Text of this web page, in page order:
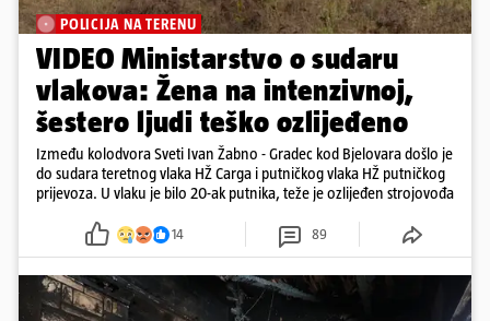
POLICIJA NA TERENU
VIDEO Ministarstvo o sudaru
vlakova: Žena na intenzivnoj,
šestero ljudi teško ozlijeđeno
Između kolodvora Sveti Ivan Žabno - Gradec kod Bjelovara došlo je
do sudara teretnog vlaka HŽ Carga i putničkog vlaka HŽ putničkog
prijevoza. U vlaku je bilo 20-ak putnika, teže je ozlijeđen strojovođa
14 89